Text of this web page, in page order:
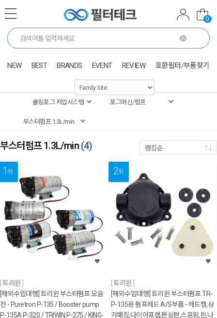
0
NEW BEST BRANDS EVENT REVIEW 호환필터/부품찾기
부스터펌프 1.3L/min (4) 랭킹순
1위
트리윈
[해외수입대행] 트리윈 부스터펌프 모음
전 - Puretron P-135 / Booster pump
P-135A P-320 / TRIWIN P-275 / KING-
2위
트리윈
[해외수입대행] 트리윈 부스터펌프 TR-
P-135용 펌프헤드 A/S부품 - 헤드캡,삼
각패킹,다이아프램,편심판,스프링,핀,나